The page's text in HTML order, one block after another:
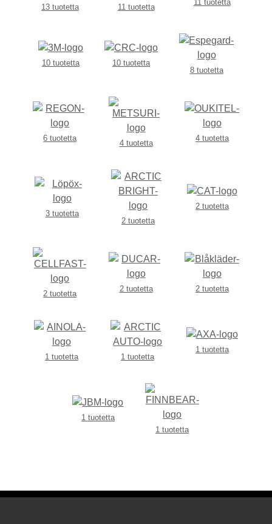
13 tuotetta 11 tuotetta
11 tuotetta
10 tuotetta
10 tuotetta
8 tuotetta
6 tuotetta
4 tuotetta
4 tuotetta
3 tuotetta
2 tuotetta
2 tuotetta
2 tuotetta
2 tuotetta 2 tuotetta
1 tuotetta 1 tuotetta
1 tuotetta
1 tuotetta
1 tuotetta